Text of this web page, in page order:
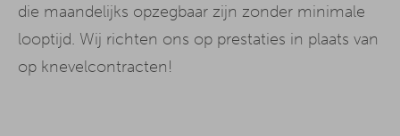
die maandelijks opzegbaar zijn zonder minimale
looptijd. Wij richten ons op prestaties in plaats van
op knevelcontracten!